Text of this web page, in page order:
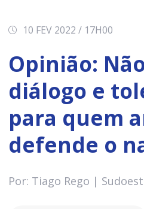
10 FEV 2022 / 17H00
Opinião:
diálogo e
para quem
defende o
Por: Tiago Rego |